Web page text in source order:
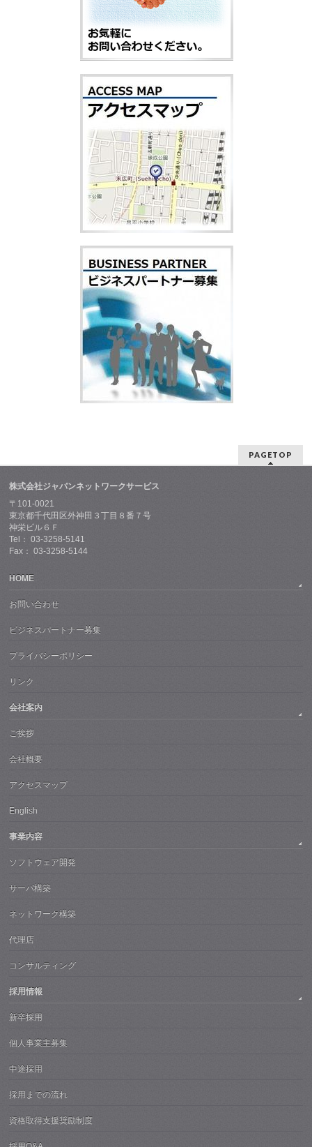
PAGETOP
株式会社ジャパンネットワークサービス
〒101-0021
東京都千代田区外神田３丁目８番７号
神栄ビル６Ｆ
Tel： 03-3258-5141
Fax： 03-3258-5144
HOME
お問い合わせ
ビジネスパートナー募集
プライバシーポリシー
リンク
会社案内
ご挨拶
会社概要
アクセスマップ
English
事業内容
ソフトウェア開発
サーバ構築
ネットワーク構築
代理店
コンサルティング
採用情報
新卒採用
個人事業主募集
中途採用
採用までの流れ
資格取得支援奨励制度